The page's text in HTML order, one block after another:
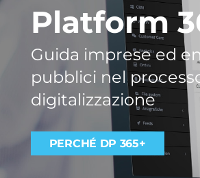
Platform
Guida imprese ed
pubblici nel
digitalizzazione
PERCHÉ DP 365+